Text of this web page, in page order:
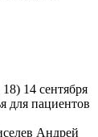
14 сентября
для пациентов
Андрей